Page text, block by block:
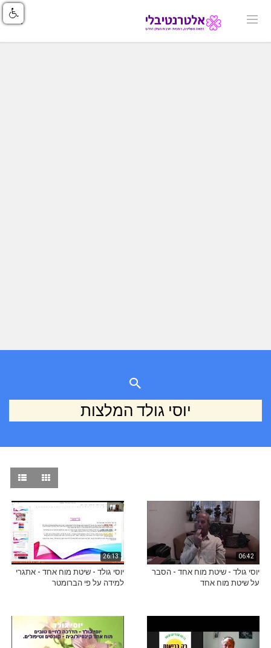
יוסי גולד המלצות
06:42
יוסי גולד - שיטת מוח אחד - הסבר
על שיטת מוח אחד
26:13
יוסי גולד - שיטת מוח אחד - אתגרי
למידה על פי הברומטר